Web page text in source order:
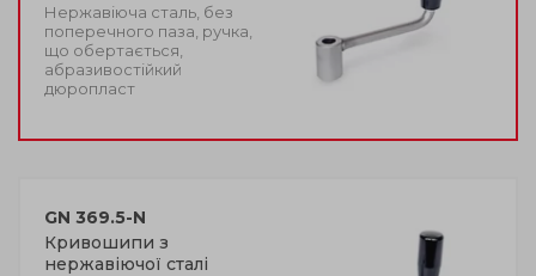
Нержавіюча сталь, без
поперечного паза, ручка,
що обертається,
абразивостійкий
дюропласт
GN 369.5-N
Кривошипи з
нержавіючої сталі